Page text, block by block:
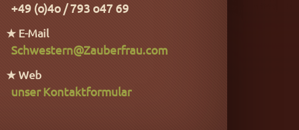
+49 (o)4o / 793 o47 69
★ E-Mail
Schwestern@Zauberfrau.com
★ Web
unser Kontaktformular